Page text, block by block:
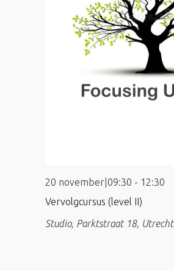
Vervolgcursus (level II)
20 november|09:30 - 12:30
Studio, Parktstraat 18, Utrecht